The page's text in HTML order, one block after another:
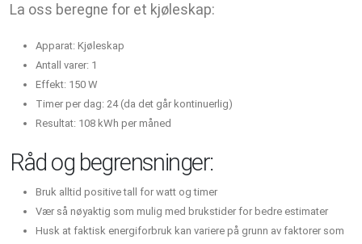
La oss beregne for et kjøleskap:
Apparat: Kjøleskap
Antall varer: 1
Effekt: 150 W
Timer per dag: 24 (da det går kontinuerlig)
Resultat: 108 kWh per måned
Råd og begrensninger:
Bruk alltid positive tall for watt og timer
Vær så nøyaktig som mulig med brukstider for bedre estimater
Husk at faktisk energiforbruk kan variere på grunn av faktorer som